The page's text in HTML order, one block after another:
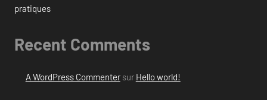
pratiques
Recent Comments
A WordPress Commentersur Hello world!